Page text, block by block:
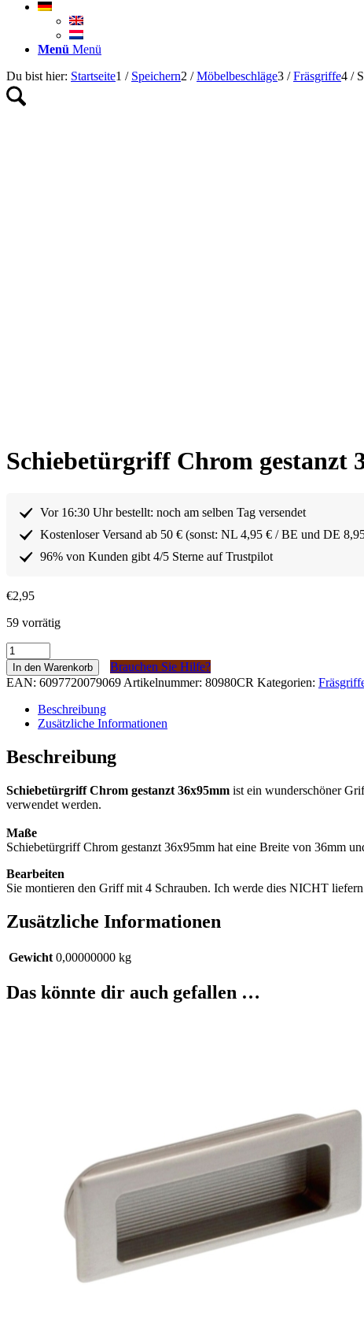
Menü Menü
Du bist hier: Startseite1 / Speichern2 / Möbelbeschläge3 / Fräsgriffe4 /
Schiebetürgriff Chrom gestanzt
Vor 16:30 Uhr bestellt: noch am selben Tag versendet
Kostenloser Versand ab 50 € (sonst: NL 4,95 € / BE und DE
96% von Kunden gibt 4/5 Sterne auf Trustpilot
€2,95
59 vorrätig
Schuifdeurgreep
Chroom
gestanst
36x95mm
Menge
In den Warenkorb
Brauchen Sie Hilfe?
EAN: 6097720079069 Artikelnummer: 80980CR Kategorien:
Beschreibung
Zusätzliche Informationen
Beschreibung
Schiebetürgriff Chrom gestanzt 36x95mm ist ein wunderschöner
verwendet werden.
Maße
Schiebetürgriff Chrom gestanzt 36x95mm hat eine Breite von 36mm
Bearbeiten
Sie montieren den Griff mit 4 Schrauben. Ich werde dies NICHT
Zusätzliche Informationen
Gewicht 0,00000000 kg
Das könnte dir auch gefallen …